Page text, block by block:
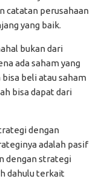
catatan perusahaan
yang baik.
bukan dari
ada saham yang
beli atau saham
bisa dapat dari
dengan
adalah pasif
dengan strategi
dahulu terkait